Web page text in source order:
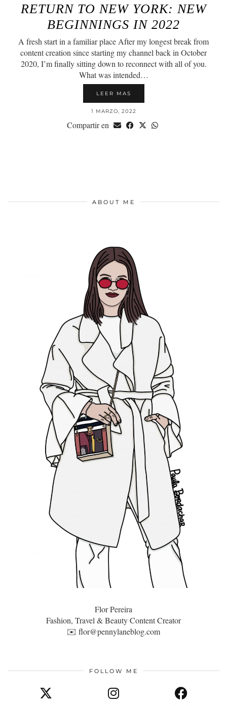
RETURN TO NEW YORK: NEW
BEGINNINGS IN 2022
A fresh start in a familiar place After my longest break from
content creation since starting my channel back in October
2020, I’m finally sitting down to reconnect with all of you.
What was intended…
LEER MAS
1 MARZO, 2022
Compartir en
ABOUT ME
Flor Pereira
Fashion, Travel & Beauty Content Creator
✉️ flor@pennylaneblog.com
FOLLOW ME